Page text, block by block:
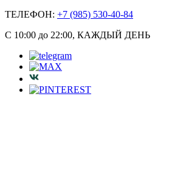
ТЕЛЕФОН: +7 (985) 530-40-84
С 10:00 до 22:00, КАЖДЫЙ ДЕНЬ